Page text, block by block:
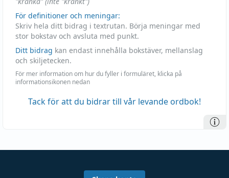
För definitioner och meningar:
Skriv hela ditt bidrag i textrutan. Börja meningar med
stor bokstav och avsluta med punkt.
Ditt bidrag kan endast innehålla bokstäver, mellanslag
och skiljetecken.
För mer information om hur du fyller i formuläret, klicka på
informationsikonen nedan
Tack för att du bidrar till vår levande ordbok!